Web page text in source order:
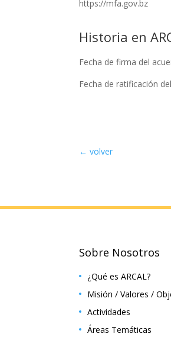
https://mfa.gov.bz
Historia en
Fecha de firma del
Fecha de ratificación
← volver
Sobre Nosotros
¿Qué es ARCAL?
Misión / Valores /
Actividades
Áreas Temáticas